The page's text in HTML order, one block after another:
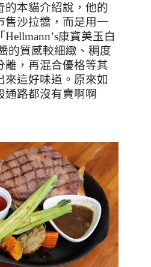
的本貓介紹說，他的
售沙拉醬，而是用一
Hellmann’s康寶美玉白
的質感較細緻、稠度
離，再混合優格等其
來這好味道。原來如
通路都沒有賣啊啊